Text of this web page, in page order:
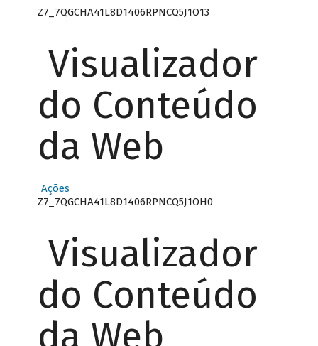
Z7_7QGCHA41L8D1406RPNCQ5J1O13
Visualizador
do Conteúdo
da Web
Ações
Z7_7QGCHA41L8D1406RPNCQ5J1OH0
Visualizador
do Conteúdo
da Web